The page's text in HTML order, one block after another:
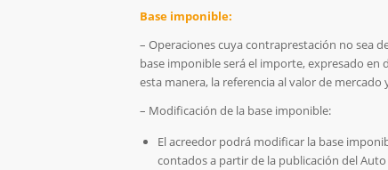
Base imponible:
– Operaciones cuya contraprestación no sea
base imponible será el importe, expresado
esta manera, la referencia al valor de
– Modificación de la base imponible:
El acreedor podrá modificar la base
contados a partir de la publicación del